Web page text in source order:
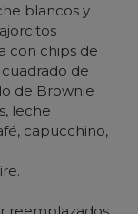
blancos y
con chips de
de
de Brownie
leche
capucchino,